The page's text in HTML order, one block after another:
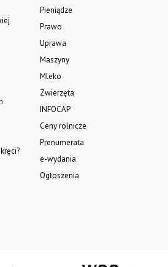
Pieniądze
Prawo
Uprawa
Maszyny
Mleko
Zwierzęta
INFOCAP
Ceny rolnicze
Prenumerata
e-wydania
Ogłoszenia